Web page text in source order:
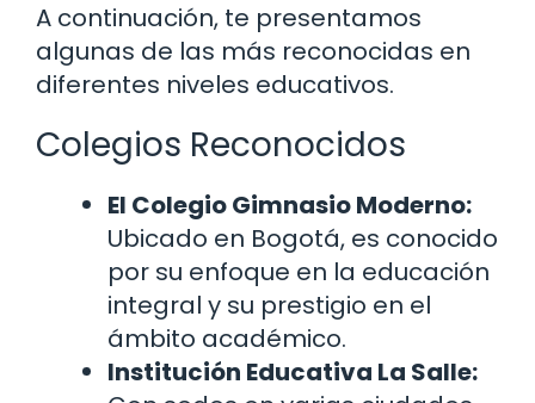
A continuación, te presentamos
algunas de las más reconocidas en
diferentes niveles educativos.
Colegios Reconocidos
El Colegio Gimnasio Moderno:
Ubicado en Bogotá, es conocido
por su enfoque en la educación
integral y su prestigio en el
ámbito académico.
Institución Educativa La Salle: